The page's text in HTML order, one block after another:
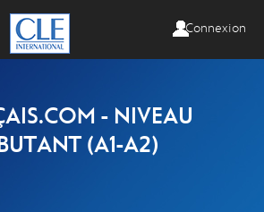
Connexion
- NIVEAU
(A1-A2)